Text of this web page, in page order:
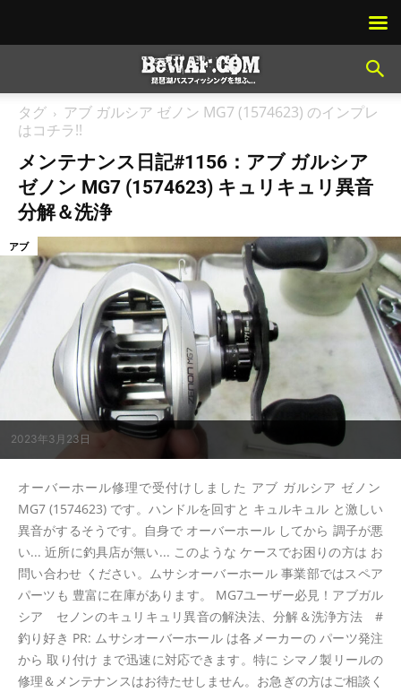
タグ
アブ ガルシア ゼノン MG7 (1574623) のインプレ
はコチラ!!
メンテナンス日記#1156：アブ ガルシア
ゼノン MG7 (1574623) キュリキュリ異音
分解＆洗浄
2023年3月23日
アブ
オーバーホール修理で受付けしました アブ ガルシア ゼノン
MG7 (1574623) です。ハンドルを回すと キュルキュル と激しい
異音がするそうです。自身で オーバーホール してから 調子が悪
い... 近所に釣具店が無い... このような ケースでお困りの方は お
問い合わせ ください。ムサシオーバーホール 事業部ではスペア
パーツも 豊富に在庫があります。 MG7ユーザー必見！アブガル
シア セノンのキュリキュリ異音の解決法、分解＆洗浄方法 #
釣り好き PR: ムサシオーバーホール は各メーカーの パーツ発注
から 取り付け まで迅速に対応できます。特に シマノ製リールの
修理＆メンテナンスはお待たせしません。お急ぎの方はご相談く